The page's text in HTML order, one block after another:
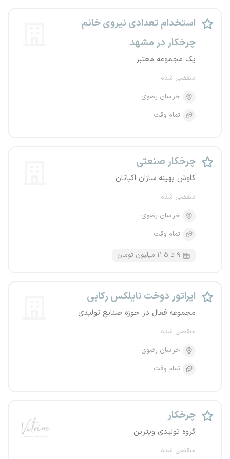
استخدام تعدادی نیروی خانم
چرخکار در مشهد
یک مجموعه معتبر
منقضی شده
خراسان رضوی
تمام وقت
چرخکار صنعتی
کاوش بهینه سازان اکباتان
منقضی شده
خراسان رضوی
تمام وقت
۹ تا ۱۱.۵ میلیون تومان
اپراتور دوخت نایلکس رکابی
مجموعه فعال در حوزه صنایع تولیدی
منقضی شده
خراسان رضوی
تمام وقت
چرخکار
گروه تولیدی ویترین
منقضی شده